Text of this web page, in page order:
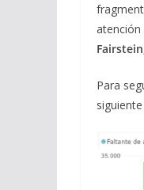
atención
Fairstein
Para
siguiente